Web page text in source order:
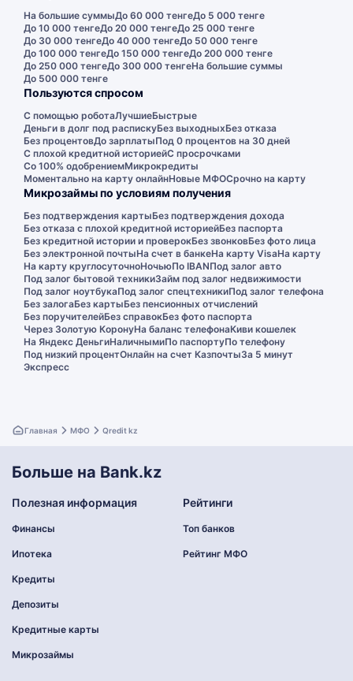
На большие суммыДо 60 000 тенгеДо 5 000 тенге
До 10 000 тенгеДо 20 000 тенгеДо 25 000 тенге
До 30 000 тенгеДо 40 000 тенгеДо 50 000 тенге
До 100 000 тенгеДо 150 000 тенгеДо 200 000 тенге
До 250 000 тенгеДо 300 000 тенгеНа большие суммы
До 500 000 тенге
Пользуются спросом
С помощью роботаЛучшиеБыстрые
Деньги в долг под распискуБез выходныхБез отказа
Без процентовДо зарплатыПод 0 процентов на 30 дней
С плохой кредитной историейС просрочками
Со 100% одобрениемМикрокредиты
Моментально на карту онлайнНовые МФОСрочно на карту
Микрозаймы по условиям получения
Без подтверждения картыБез подтверждения дохода
Без отказа с плохой кредитной историейБез паспорта
Без кредитной истории и проверокБез звонковБез фото лица
Без электронной почтыНа счет в банкеНа карту VisaНа карту
На карту круглосуточноНочьюПо IBANПод залог авто
Под залог бытовой техникиЗайм под залог недвижимости
Под залог ноутбукаПод залог спецтехникиПод залог телефона
Без залогаБез картыБез пенсионных отчислений
Без поручителейБез справокБез фото паспорта
Через Золотую КоронуНа баланс телефонаКиви кошелек
На Яндекс ДеньгиНаличнымиПо паспортуПо телефону
Под низкий процентОнлайн на счет КазпочтыЗа 5 минут
Экспресс
Главная МФО Qredit kz
Больше на Bank.kz
Полезная информация
Финансы
Ипотека
Кредиты
Депозиты
Кредитные карты
Микрозаймы
Рейтинги
Топ банков
Рейтинг МФО